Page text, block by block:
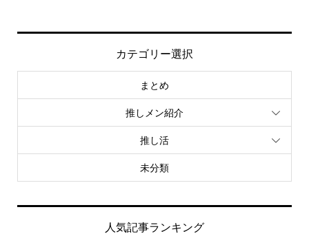
カテゴリー選択
まとめ
推しメン紹介
推し活
未分類
人気記事ランキング